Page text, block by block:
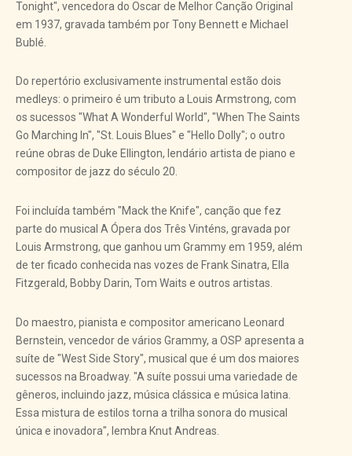
Tonight", vencedora do Oscar de Melhor Canção Original
em 1937, gravada também por Tony Bennett e Michael
Bublé.
Do repertório exclusivamente instrumental estão dois
medleys: o primeiro é um tributo a Louis Armstrong, com
os sucessos "What A Wonderful World", "When The Saints
Go Marching In", "St. Louis Blues" e "Hello Dolly"; o outro
reúne obras de Duke Ellington, lendário artista de piano e
compositor de jazz do século 20.
Foi incluída também "Mack the Knife", canção que fez
parte do musical A Ópera dos Três Vinténs, gravada por
Louis Armstrong, que ganhou um Grammy em 1959, além
de ter ficado conhecida nas vozes de Frank Sinatra, Ella
Fitzgerald, Bobby Darin, Tom Waits e outros artistas.
Do maestro, pianista e compositor americano Leonard
Bernstein, vencedor de vários Grammy, a OSP apresenta a
suíte de "West Side Story", musical que é um dos maiores
sucessos na Broadway. "A suíte possui uma variedade de
gêneros, incluindo jazz, música clássica e música latina.
Essa mistura de estilos torna a trilha sonora do musical
única e inovadora", lembra Knut Andreas.